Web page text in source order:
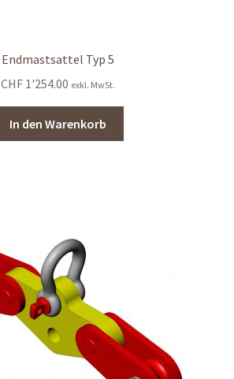
Endmastsattel Typ 5
CHF1'254.00 exkl. MwSt.
In den Warenkorb